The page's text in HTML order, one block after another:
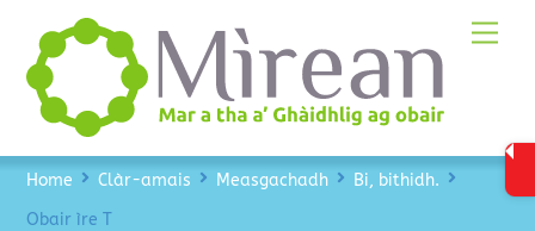
content
Home Clàr-amais Measgachadh
Bi, bithidh.
Obair ìre T